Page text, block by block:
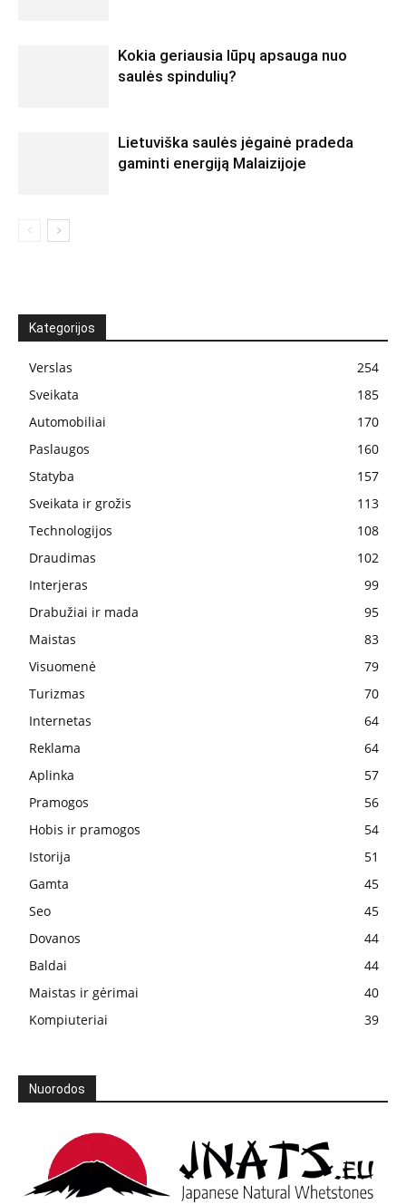
Kokia geriausia lūpų apsauga nuo
saulės spindulių?
Lietuviška saulės jėgainė pradeda
gaminti energiją Malaizijoje
Kategorijos
Verslas
254
Sveikata
185
Automobiliai
170
Paslaugos
160
Statyba
157
Sveikata ir grožis
113
Technologijos
108
Draudimas
102
Interjeras
99
Drabužiai ir mada
95
Maistas
83
Visuomenė
79
Turizmas
70
Internetas
64
Reklama
64
Aplinka
57
Pramogos
56
Hobis ir pramogos
54
Istorija
51
Gamta
45
Seo
45
Dovanos
44
Baldai
44
Maistas ir gėrimai
40
Kompiuteriai
39
Nuorodos